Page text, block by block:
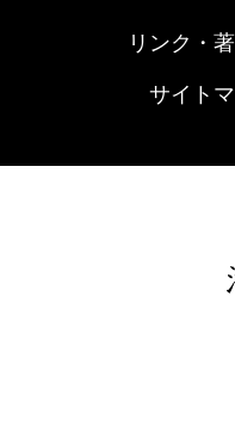
リンク・
サイト